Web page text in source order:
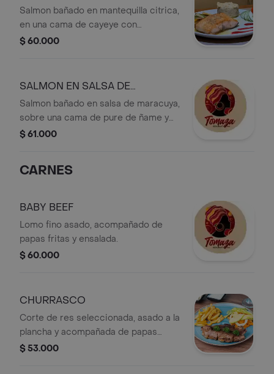
Salmon bañado en mantequilla citrica,
en una cama de cayeye con
champiñones, mantequilla y crema de
$ 60.000
SALMON EN SALSA DE
MARACUYA
Salmon bañado en salsa de maracuya,
sobre una cama de pure de ñame y
ensalada con frutos secos.
$ 61.000
CARNES
BABY BEEF
Lomo fino asado, acompañado de
papas fritas y ensalada.
$ 60.000
CHURRASCO
Corte de res seleccionada, asado a la
plancha y acompañada de papas
fritas y ensalada.
$ 53.000